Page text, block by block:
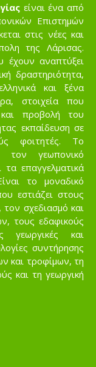
είναι ένα από
Επιστημών
στις νέες και
της Λάρισας.
έχουν αναπτύξει
δραστηριότητα,
και ξένα
στοιχεία που
προβολή του
εκπαίδευση σε
φοιτητές. Το
τον γεωπονικό
επαγγελματικά
το μοναδικό
εστιάζει στους
σχεδιασμό και
τους εδαφικούς
γεωργικές και
συντήρησης
και τροφίμων, τη
και τη γεωργική